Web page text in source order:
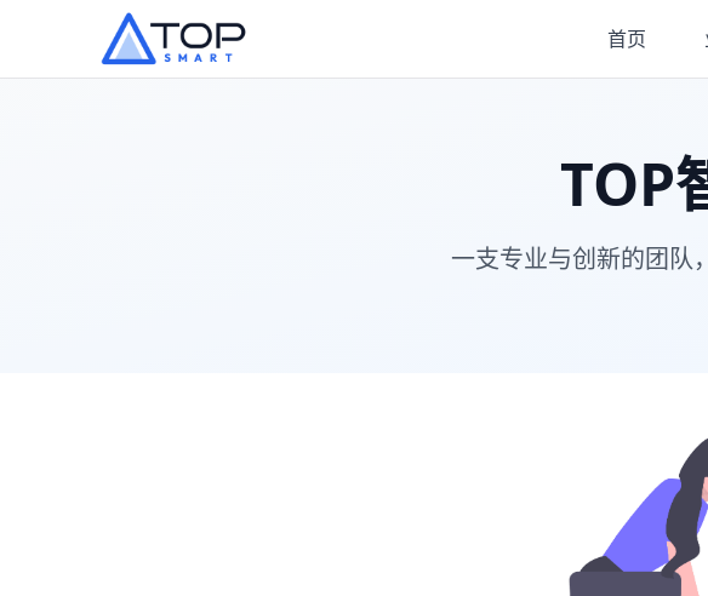
跳过到主要内容
首页
TOP
一支专业与创新的团队